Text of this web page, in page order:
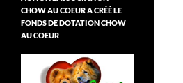
CHOW AU COEUR A CRÉÉ LE
FONDS DE DOTATION CHOW
AU COEUR